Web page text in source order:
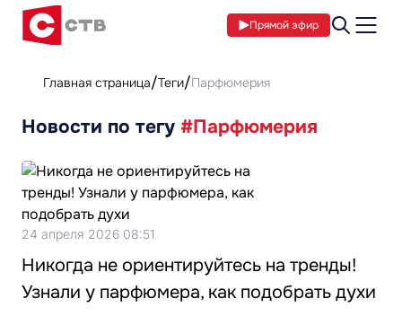
Прямой эфир
Главная страница Теги Парфюмерия
Новости по тегу #Парфюмерия
24 апреля 2026 08:51
Никогда не ориентируйтесь на тренды!
Узнали у парфюмера, как подобрать духи